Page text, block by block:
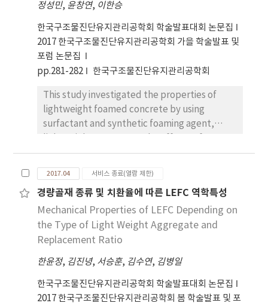
정성민, 윤창연, 이한승
한국구조물진단유지관리공학회 학술발표대회 논문집
2017 한국구조물진단유지관리공학회 가을 학술발표 및
포럼 논문집
pp.281-282
한국구조물진단유지관리공학회
This study investigated the properties of
lightweight foamed concrete by using
surfactant and synthetic foaming agent,
foaming agent types and replacing ratio of
lightweight aggregate on the compressive
strength, density and pore structure of the
concrete were investigated. This study
showed the improvement of important
properties of lightweight foamed concrete.
Lower pore distribution and correspondingly
reached. Also, synthetic foaming agent had
more positive effect on the strength of
foamed concrete.
2017.04 서비스 종료(열람 제한)
경량골재 종류 및 치환율에 따른 LEFC 역학특성
Mechanical Properties of LEFC Depending on
the Type of Light Weight Aggregate and
Replacement Ratio
한윤정, 김진녕, 서승훈, 김수연, 김병일
한국구조물진단유지관리공학회 학술발표대회 논문집
2017 한국구조물진단유지관리공학회 봄 학술발표 및 포